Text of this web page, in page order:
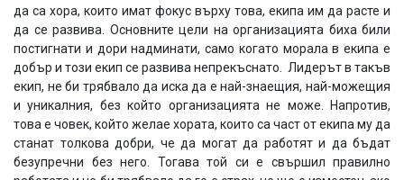
да са хора, които имат фокус върху това, екипа им да расте и
да се развива. Основните цели на организацията биха били
постигнати и дори надминати, само когато морала в екипа е
добър и този екип се развива непрекъснато. Лидерът в такъв
екип, не би трябвало да иска да е най-знаещия, най-можещия
и уникалния, без който организацията не може. Напротив,
това е човек, който желае хората, които са част от екипа му да
станат толкова добри, че да могат да работят и да бъдат
безупречни без него. Тогава той си е свършил правилно